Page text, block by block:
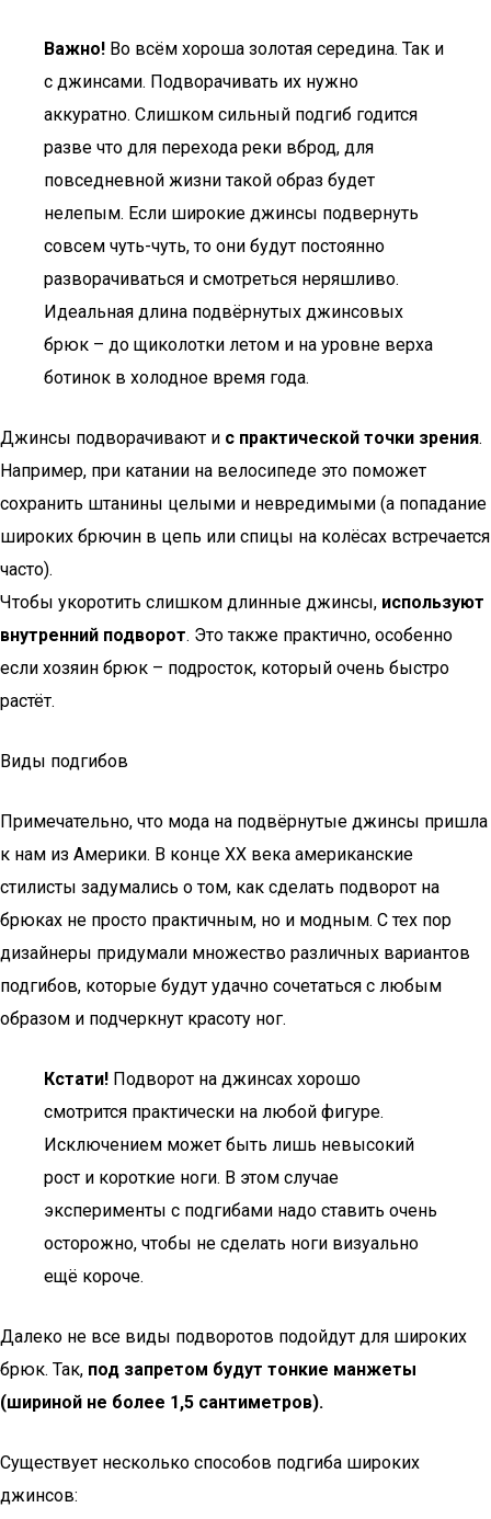
Важно! Во всём хороша золотая середина. Так и
с джинсами. Подворачивать их нужно
аккуратно. Слишком сильный подгиб годится
разве что для перехода реки вброд, для
повседневной жизни такой образ будет
нелепым. Если широкие джинсы подвернуть
совсем чуть-чуть, то они будут постоянно
разворачиваться и смотреться неряшливо.
Идеальная длина подвёрнутых джинсовых
брюк – до щиколотки летом и на уровне верха
ботинок в холодное время года.
Джинсы подворачивают и с практической точки зрения.
Например, при катании на велосипеде это поможет
сохранить штанины целыми и невредимыми (а попадание
широких брючин в цепь или спицы на колёсах встречается
часто).
Чтобы укоротить слишком длинные джинсы, используют
внутренний подворот. Это также практично, особенно
если хозяин брюк – подросток, который очень быстро
растёт.
Виды подгибов
Примечательно, что мода на подвёрнутые джинсы пришла
к нам из Америки. В конце XX века американские
стилисты задумались о том, как сделать подворот на
брюках не просто практичным, но и модным. С тех пор
дизайнеры придумали множество различных вариантов
подгибов, которые будут удачно сочетаться с любым
образом и подчеркнут красоту ног.
Кстати! Подворот на джинсах хорошо
смотрится практически на любой фигуре.
Исключением может быть лишь невысокий
рост и короткие ноги. В этом случае
эксперименты с подгибами надо ставить очень
осторожно, чтобы не сделать ноги визуально
ещё короче.
Далеко не все виды подворотов подойдут для широких
брюк. Так, под запретом будут тонкие манжеты
(шириной не более 1,5 сантиметров).
Существует несколько способов подгиба широких
джинсов: